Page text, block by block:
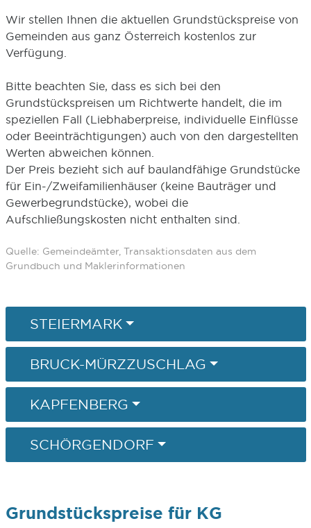
Wir stellen Ihnen die aktuellen Grundstückspreise von
Gemeinden aus ganz Österreich kostenlos zur
Verfügung.
Bitte beachten Sie, dass es sich bei den
Grundstückspreisen um Richtwerte handelt, die im
speziellen Fall (Liebhaberpreise, individuelle Einflüsse
oder Beeinträchtigungen) auch von den dargestellten
Werten abweichen können.
Der Preis bezieht sich auf baulandfähige Grundstücke
für Ein-/Zweifamilienhäuser (keine Bauträger und
Gewerbegrundstücke), wobei die
Aufschließungskosten nicht enthalten sind.
Quelle: Gemeindeämter, Transaktionsdaten aus dem
Grundbuch und Maklerinformationen
STEIERMARK
BRUCK-MÜRZZUSCHLAG
KAPFENBERG
SCHÖRGENDORF
Grundstückspreise für KG